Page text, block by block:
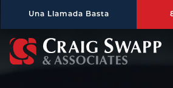
Una Llamada Basta